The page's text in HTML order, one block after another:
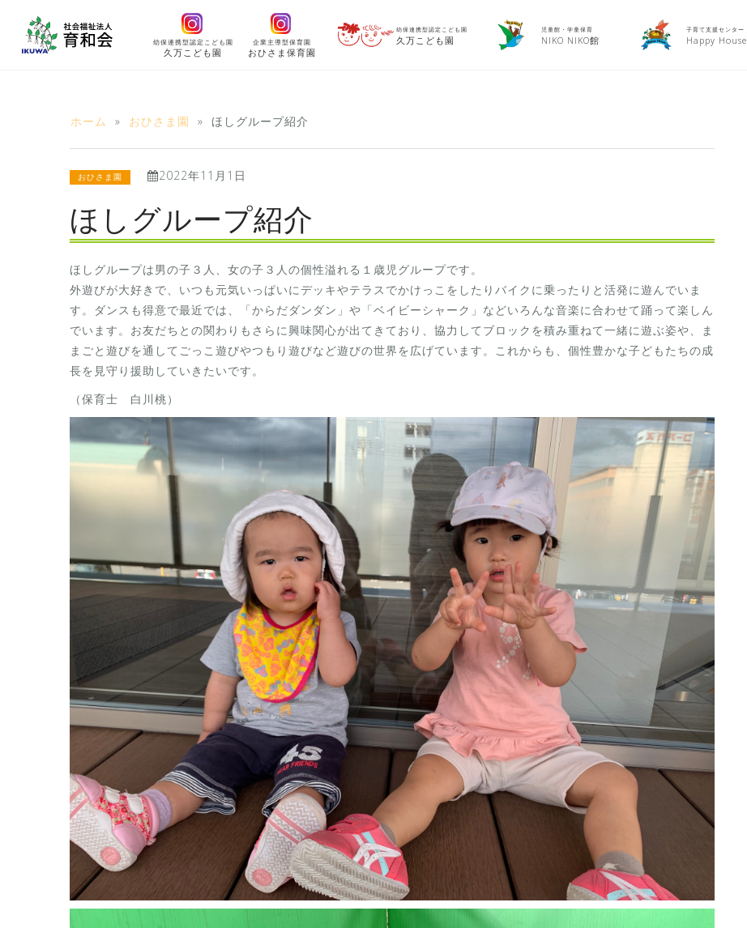
幼保連携型認定こども園
久万こども園
企業主導型保育園
おひさま保育園
幼保連携型認定こども園
久万こども園
児童館・学童保育
NIKO NIKO館
子育て支援センター
Happy House
ホーム » おひさま園 » ほしグループ紹介
おひさま園 2022年11月1日
ほしグループ紹介
ほしグループは男の子３人、女の子３人の個性溢れる１歳児グループです。
外遊びが大好きで、いつも元気いっぱいにデッキやテラスでかけっこをしたりバイクに乗ったりと活発に遊んでいま
す。ダンスも得意で最近では、「からだダンダン」や「ベイビーシャーク」などいろんな音楽に合わせて踊って楽しん
でいます。お友だちとの関わりもさらに興味関心が出てきており、協力してブロックを積み重ねて一緒に遊ぶ姿や、ま
まごと遊びを通してごっこ遊びやつもり遊びなど遊びの世界を広げています。これからも、個性豊かな子どもたちの成
長を見守り援助していきたいです。
（保育士 白川桃）